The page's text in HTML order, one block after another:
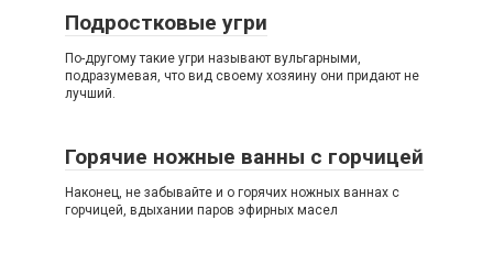
Подростковые угри
По-другому такие угри называют вульгарными,
подразумевая, что вид своему хозяину они придают не
лучший.
Горячие ножные ванны с горчицей
Наконец, не забывайте и о горячих ножных ваннах с
горчицей, вдыхании паров эфирных масел